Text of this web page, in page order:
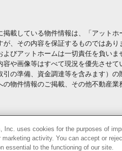
掲載している物件情報は、「アット
が、その内容を保証するものではあ
よびアットホームは一切責任を負いま
容や画像等はすべて現況を優先させて
引の準備、資金調達等を含みます）
の物件情報のご掲載、その他不動産
Co.,Ltd. このサイトに掲載している情報の無断転載
モーションが含まれています。
Inc. uses cookies for the purposes of
marketing activity. You can accept or
essential to the functioning of our site.